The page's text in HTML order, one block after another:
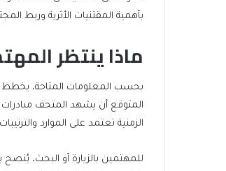
بأهمية المقتنيات الأثرية وربط
ماذا ينتظر
بحسب المعلومات المتاحة، يخطط
المتوقع أن يشهد المتحف مبادرات
الزمنية تعتمد على الموارد والترتيبات
للمهتمين بالزيارة أو البحث،